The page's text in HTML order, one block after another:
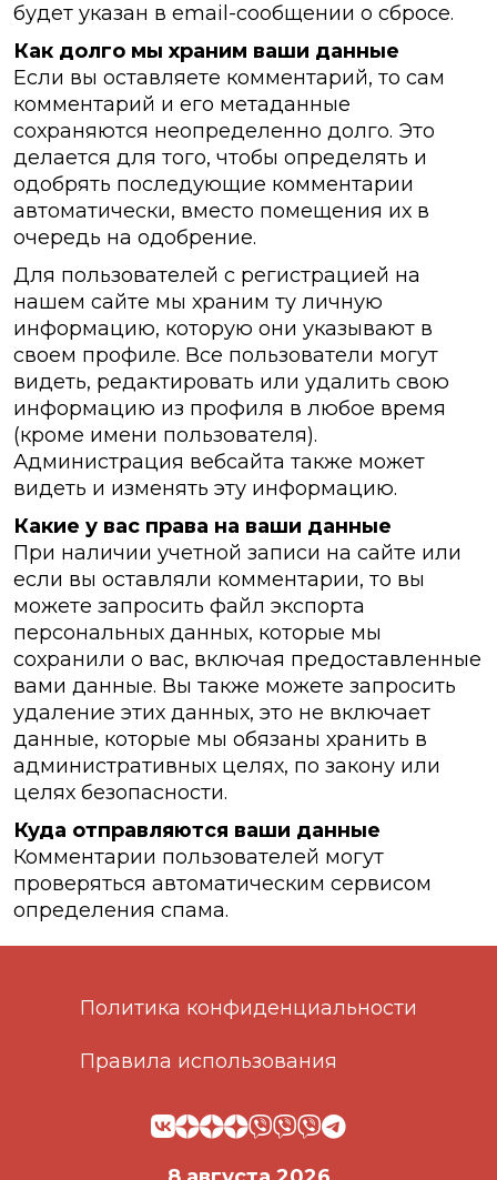
будет указан в email-сообщении о сбросе.
Как долго мы храним ваши данные
Если вы оставляете комментарий, то сам
комментарий и его метаданные
сохраняются неопределенно долго. Это
делается для того, чтобы определять и
одобрять последующие комментарии
автоматически, вместо помещения их в
очередь на одобрение.
Для пользователей с регистрацией на
нашем сайте мы храним ту личную
информацию, которую они указывают в
своем профиле. Все пользователи могут
видеть, редактировать или удалить свою
информацию из профиля в любое время
(кроме имени пользователя).
Администрация вебсайта также может
видеть и изменять эту информацию.
Какие у вас права на ваши данные
При наличии учетной записи на сайте или
если вы оставляли комментарии, то вы
можете запросить файл экспорта
персональных данных, которые мы
сохранили о вас, включая предоставленные
вами данные. Вы также можете запросить
удаление этих данных, это не включает
данные, которые мы обязаны хранить в
административных целях, по закону или
целях безопасности.
Куда отправляются ваши данные
Комментарии пользователей могут
проверяться автоматическим сервисом
определения спама.
Политика конфиденциальности
Правила использования